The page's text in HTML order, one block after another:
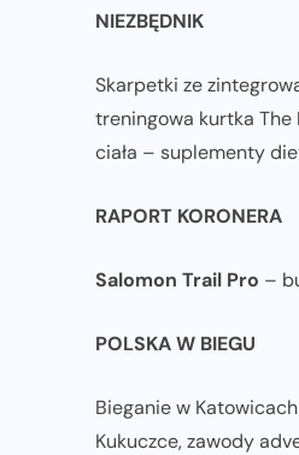
NIEZBĘDNIK
Skarpetki ze
treningowa kurtka The
ciała – suplementy
RAPORT KORONERA
Salomon Trail Pro –
POLSKA W BIEGU
Bieganie w
Kukuczce, zawody